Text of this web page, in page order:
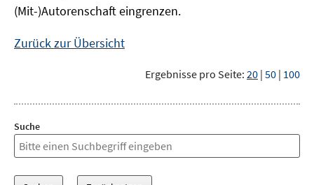
(Mit-)Autorenschaft eingrenzen.
Zurück zur Übersicht
Ergebnisse pro Seite: 20 | 50 | 100
Suche